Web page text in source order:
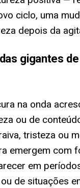
ciclo, uma
depois da
gigantes
na onda
ou de
tristeza ou
emergem com
em
de situações